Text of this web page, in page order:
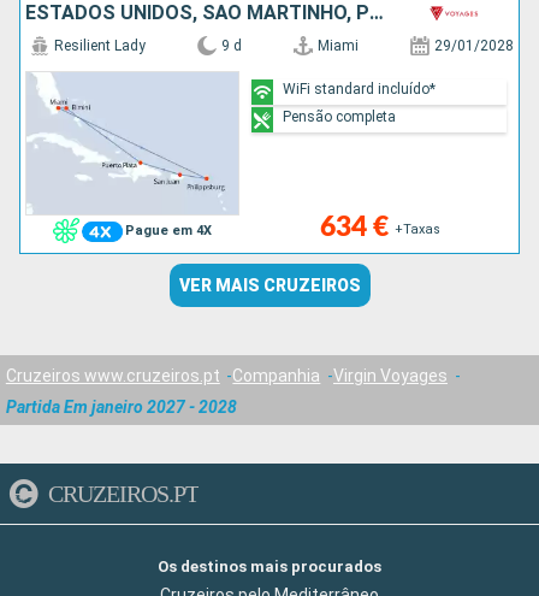
ESTADOS UNIDOS, SÃO MARTINHO, PORTO RICO, REPÚBLICA DOMINICANA, BAHAMAS
Pague em 4X
Resilient Lady 9 d Miami 29/01/2028
634 € +Taxas
WiFi standard incluído*
Pensão completa
VER MAIS CRUZEIROS
Cruzeiros www.cruzeiros.pt Companhia
Virgin Voyages
Partida Em janeiro 2027 - 2028
CRUZEIROS.PT
Os destinos mais procurados